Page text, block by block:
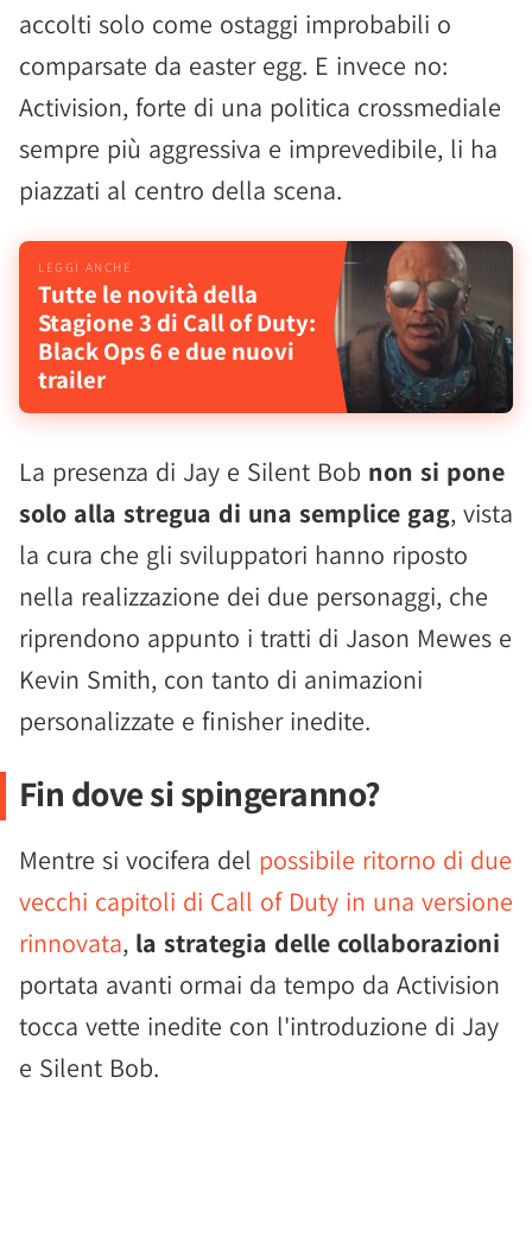
accolti solo come ostaggi improbabili o
comparsate da easter egg. E invece no:
Activision, forte di una politica crossmediale
sempre più aggressiva e imprevedibile, li ha
piazzati al centro della scena.
Tutte le novità della
Stagione 3 di Call of Duty:
Black Ops 6 e due nuovi
trailer
La presenza di Jay e Silent Bob non si pone
solo alla stregua di una semplice gag, vista
la cura che gli sviluppatori hanno riposto
nella realizzazione dei due personaggi, che
riprendono appunto i tratti di Jason Mewes e
Kevin Smith, con tanto di animazioni
personalizzate e finisher inedite.
Fin dove si spingeranno?
Mentre si vocifera del possibile ritorno di due
vecchi capitoli di Call of Duty in una versione
rinnovata, la strategia delle collaborazioni
portata avanti ormai da tempo da Activision
tocca vette inedite con l'introduzione di Jay
e Silent Bob.